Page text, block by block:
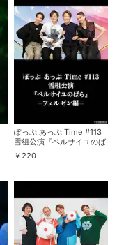
ぽっぷ あっぷ Time #113
雪組公演『ベルサイユのば
ら』－フェルゼン編－
￥ 220